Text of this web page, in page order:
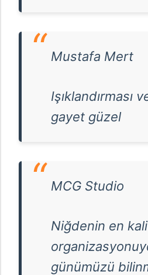
Mustafa Mert
Işıklandırması
gayet güzel
MCG Studio
Niğdenin en
günümüzü